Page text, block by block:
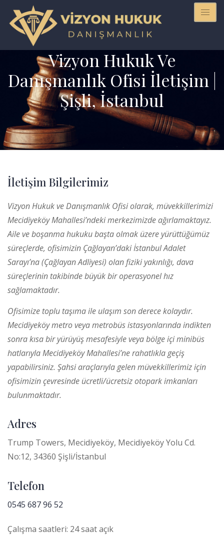
Vizyon Hukuk Ve
Danışmanlık Ofisi İletişim |
Şişli, İstanbul
İletişim Bilgilerimiz
Vizyon Hukuk ve Danışmanlık Ofisi olarak, müvekkillerimizi
Mecidiyeköy Mahallesi’ndeki merkezimizde ağırlamaktayız.
Aile ve boşanma hukuku başta olmak üzere yürüttüğümüz
süreçlerde, ofisimizin Çağlayan’daki İstanbul Adalet
Sarayı’na (Çağlayan Adliyesi) olan fiziki yakınlığı, dava
süreçlerinin takibinde büyük bir operasyonel hız
sağlamaktadır.
Ofisimize toplu taşıma ile ulaşım son derece kolaydır.
Mecidiyeköy metro veya metrobüs istasyonlarında indikten
sonra kısa bir yürüyüş mesafesiyle veya bölge içi minibüs
hatlarıyla Mecidiyeköy Mahallesi’ne rahatlıkla geçiş
yapabilirsiniz. Şahsi araçlarıyla gelen müvekkillerimiz için
ofisimizin çevresinde ücretli/ücretsiz otopark imkanları
bulunmaktadır.
Adres
Trump Towers, Mecidiyeköy, Mecidiyeköy Yolu Cd.
No:12, 34360 Şişli/İstanbul
Telefon
0545 687 96 52
Çalışma saatleri: 24 saat açık